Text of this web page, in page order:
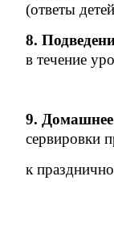
(ответы
8.
в течение
9. Домашнее
сервировки
к